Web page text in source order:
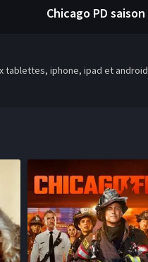
Chicago PD saison
tablettes, iphone, ipad et